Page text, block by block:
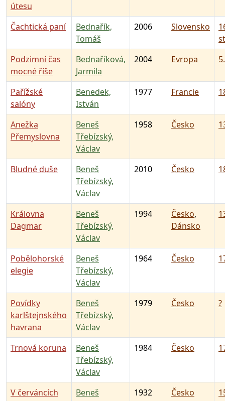
útesu
Čachtická paní
Bednařík,
Tomáš
2006 Slovensko
Podzimní čas
mocné říše
Bednaříková,
Jarmila
2004 Evropa
Pařížské
salóny
Benedek,
István
1977 Francie
Anežka
Přemyslovna
Beneš
Třebízský,
Václav
1958 Česko
Bludné duše
Beneš
Třebízský,
Václav
2010 Česko
Královna
Dagmar
Beneš
Třebízský,
Václav
1994 Česko,
Dánsko
Pobělohorské
elegie
Beneš
Třebízský,
Václav
1964 Česko
Povídky
karlštejnského
havrana
Beneš
Třebízský,
Václav
1979 Česko ?
Trnová koruna
Beneš
Třebízský,
Václav
1984 Česko
V červáncích
Beneš
1932 Česko